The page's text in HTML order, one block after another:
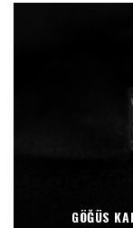
GÖĞÜS